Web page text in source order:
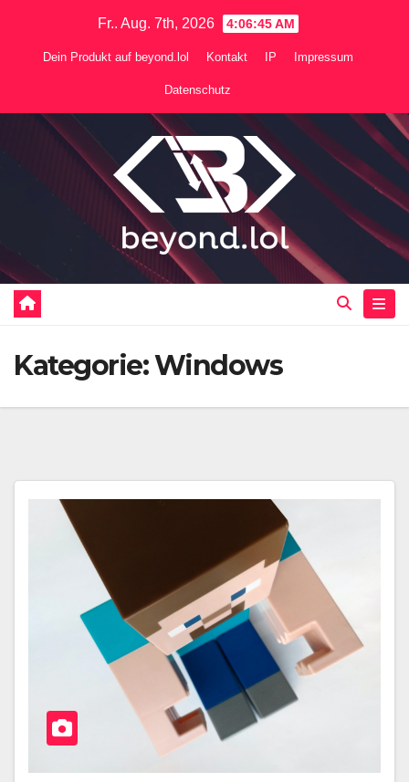
Fr.. Aug. 7th, 2026 4:06:46 AM
Dein Produkt auf beyond.lol Kontakt IP Impressum
Datenschutz
Kategorie:Windows